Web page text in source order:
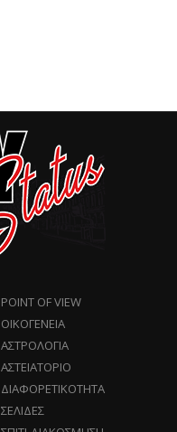
POINT OF VIEW
ΟΙΚΟΓΕΝΕΙΑ
ΑΣΤΡΟΛΟΓΙΑ
ΑΣΤΕΙΑΤΟΡΙΟ
ΔΙΑΦΟΡΕΤΙΚΟΤΗΤΑ
ΣΕΛΙΔΕΣ